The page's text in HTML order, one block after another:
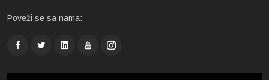
Poveži se sa nama: